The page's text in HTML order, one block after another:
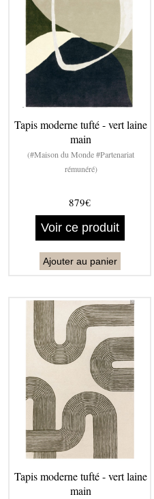
Tapis moderne tufté - vert laine
main
(#Maison du Monde #Partenariat
rémunéré)
879€
Voir ce produit
Ajouter au panier
Tapis moderne tufté - vert laine
main